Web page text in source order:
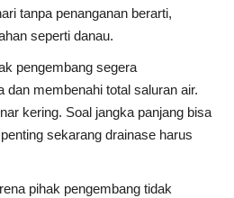
tanpa penanganan berarti,
seperti danau.
pengembang segera
dan membenahi total saluran air.
kering. Soal jangka panjang bisa
sekarang drainase harus
pihak pengembang tidak